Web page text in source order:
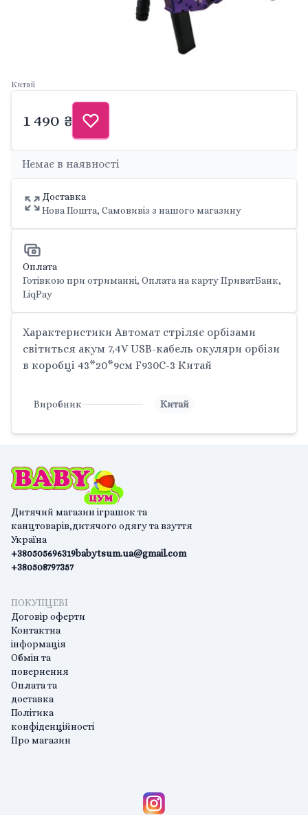
Китай
1 490 ₴
Немає в наявності
Доставка
Нова Пошта, Самовивіз з нашого магазину
Оплата
Готівкою при отриманні, Оплата на карту ПриватБанк,
LiqPay
Характеристики Автомат стріляє орбізами
світиться акум 7,4V USB-кабель окуляри орбізи
в коробці 43*20*9см F930C-3 Китай
Виробник Китай
Дитячий магазин іграшок та
канцтоварів,дитячого одягу та взуття
Україна
+380505696319
+380508797357
babytsum.ua@gmail.com
ПОКУПЦЕВІ
Договір оферти
Контактна
інформація
Обмін та
повернення
Оплата та
доставка
Політика
конфіденційності
Про магазин